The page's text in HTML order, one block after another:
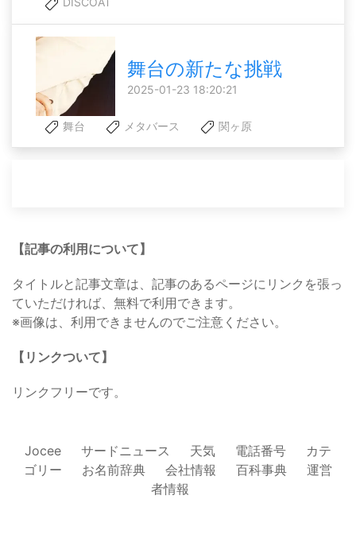
舞台の新たな挑戦
2025-01-23 18:20:21
舞台 メタバース 関ヶ原
【記事の利用について】
タイトルと記事文章は、記事のあるページにリンクを張っ
ていただければ、無料で利用できます。
※画像は、利用できませんのでご注意ください。
【リンクついて】
リンクフリーです。
Jocee サードニュース 天気 電話番号
カテ
ゴリー
お名前辞典 会社情報 百科事典
運営
者情報